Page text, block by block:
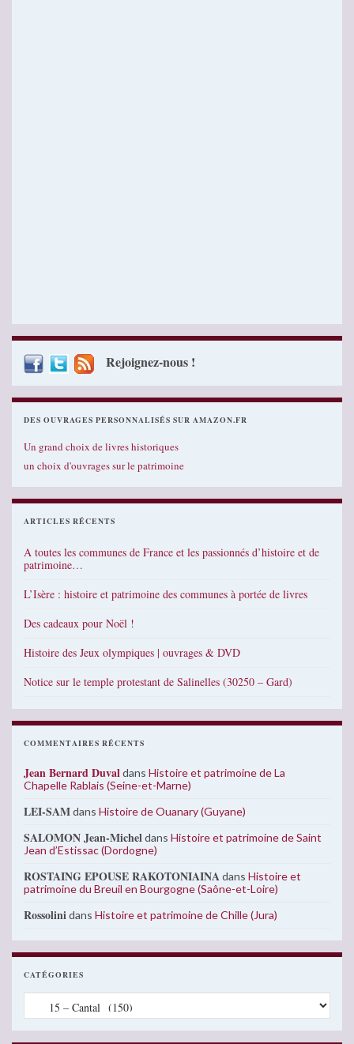
Rejoignez-nous !
DES OUVRAGES PERSONNALISÉS SUR AMAZON.FR
Un grand choix de livres historiques
un choix d'ouvrages sur le patrimoine
ARTICLES RÉCENTS
A toutes les communes de France et les passionnés d’histoire et de
patrimoine…
L’Isère : histoire et patrimoine des communes à portée de livres
Des cadeaux pour Noël !
Histoire des Jeux olympiques | ouvrages & DVD
Notice sur le temple protestant de Salinelles (30250 – Gard)
COMMENTAIRES RÉCENTS
Jean Bernard Duvaldans Histoire et patrimoine de La
Chapelle Rablais (Seine-et-Marne)
LEI-SAMdans Histoire de Ouanary (Guyane)
SALOMON Jean-Micheldans Histoire et patrimoine de Saint
Jean d’Estissac (Dordogne)
ROSTAING EPOUSE RAKOTONIAINAdans Histoire et
patrimoine du Breuil en Bourgogne (Saône-et-Loire)
Rossolinidans Histoire et patrimoine de Chille (Jura)
CATÉGORIES
Catégories